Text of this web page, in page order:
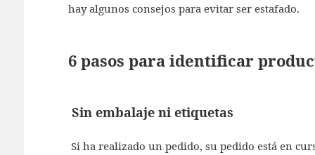
hay algunos consejos para evitar ser estafado.
6 pasos para identificar
Sin embalaje ni etiquetas
Si ha realizado un pedido, su pedido está en